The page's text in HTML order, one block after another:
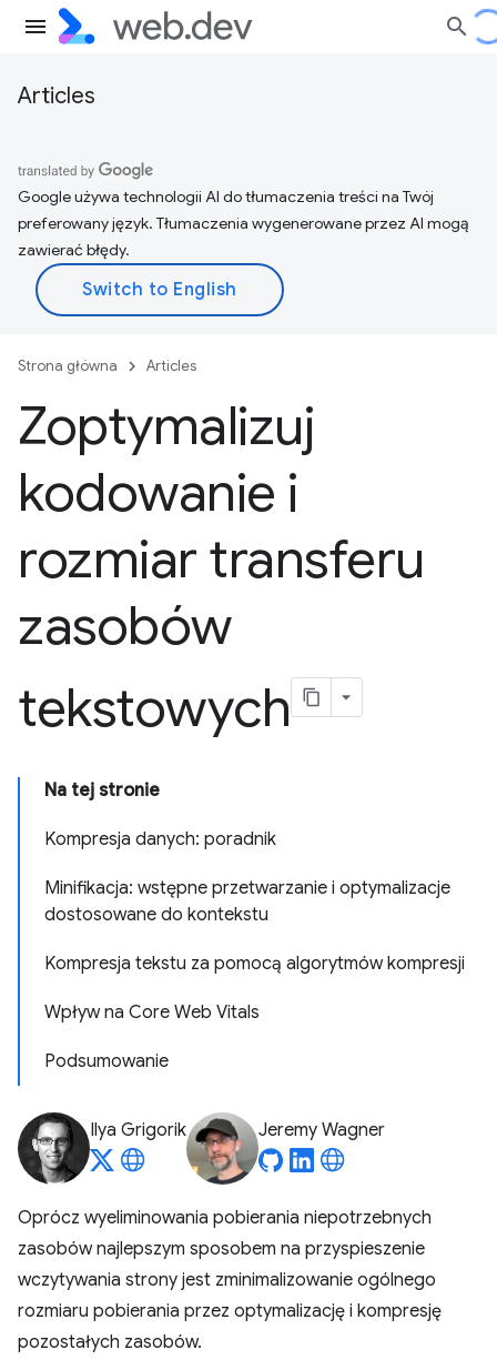
Articles
Google używa technologii AI do tłumaczenia treści na Twój
preferowany język. Tłumaczenia wygenerowane przez AI mogą
zawierać błędy.
Strona główna Articles
Zoptymalizuj
kodowanie i
rozmiar transferu
zasobów
tekstowych
Na tej stronie
Kompresja danych: poradnik
Minifikacja: wstępne przetwarzanie i optymalizacje
dostosowane do kontekstu
Kompresja tekstu za pomocą algorytmów kompresji
Wpływ na Core Web Vitals
Podsumowanie
Ilya Grigorik Jeremy Wagner
Oprócz wyeliminowania pobierania niepotrzebnych
zasobów najlepszym sposobem na przyspieszenie
wczytywania strony jest zminimalizowanie ogólnego
rozmiaru pobierania przez optymalizację i kompresję
pozostałych zasobów.